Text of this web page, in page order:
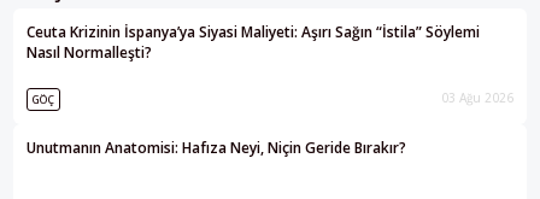
Ceuta Krizinin İspanya’ya Siyasi Maliyeti: Aşırı Sağın “İstila” Söylemi
Nasıl Normalleşti?
GÖÇ 03 Ağu 2026
Unutmanın Anatomisi: Hafıza Neyi, Niçin Geride Bırakır?